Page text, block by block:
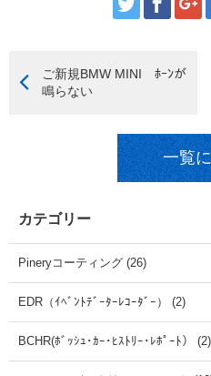
ご新規BMW MINI ﾎｰﾝが
鳴らない
一覧
カテゴリー
Pineryコーティング (26)
EDR（ｲﾍﾞﾝﾄﾃﾞｰﾀｰﾚｺｰﾀﾞｰ） (2)
BCHR(ﾎﾞｯｼｭ･ｶｰ･ﾋｽﾄﾘｰ･ﾚﾎﾟｰﾄ） (2)